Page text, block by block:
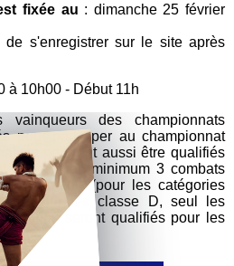
fixée au : dimanche 25 février
s'enregistrer sur le site après
à 10h00 - Début 11h
des championnats
pour participer au championnat
pourront aussi être qualifiés
effectué au minimum 3 combats
leur région (pour les catégories
Pour les classe D, seul les
seront qualifiés pour les